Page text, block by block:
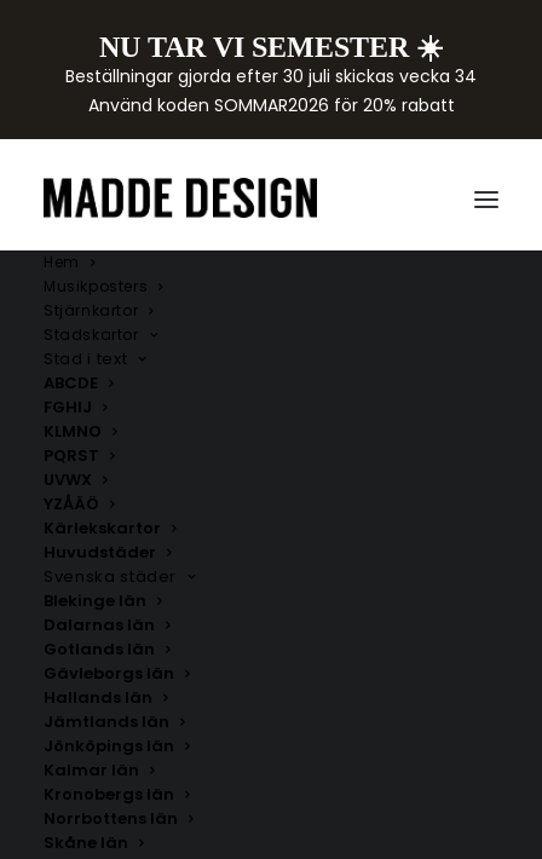
NU TAR VI SEMESTER ☀️
Beställningar gjorda efter 30 juli skickas vecka 34
Använd koden SOMMAR2026 för 20% rabatt
Hem
Musikposters
Stjärnkartor
Stadskartor
Stad i text
ABCDE
FGHIJ
KLMNO
PQRST
UVWX
YZÅÄÖ
Kärlekskartor
Huvudstäder
Svenska städer
Blekinge län
Dalarnas län
Gotlands län
Gävleborgs län
Hallands län
Jämtlands län
Jönköpings län
Kalmar län
Kronobergs län
Norrbottens län
Skåne län